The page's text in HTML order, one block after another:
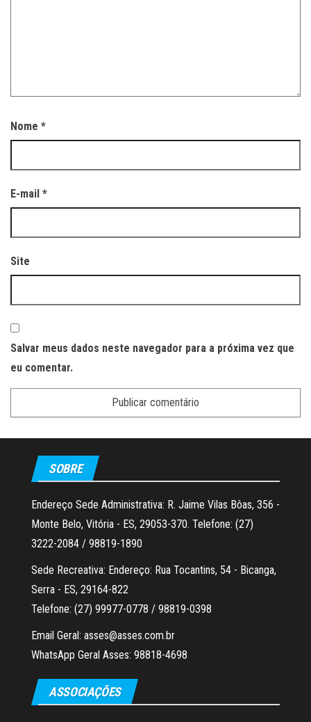
Nome *
E-mail *
Site
Salvar meus dados neste navegador para a próxima vez que
eu comentar.
SOBRE
Endereço Sede Administrativa: R. Jaime Vilas Bôas, 356 -
Monte Belo, Vitória - ES, 29053-370. Telefone: (27)
3222-2084 / 98819-1890
Sede Recreativa: Endereço: Rua Tocantins, 54 - Bicanga,
Serra - ES, 29164-822
Telefone: (27) 99977-0778 / 98819-0398
Email Geral: asses@asses.com.br
WhatsApp Geral Asses: 98818-4698
ASSOCIAÇÕES